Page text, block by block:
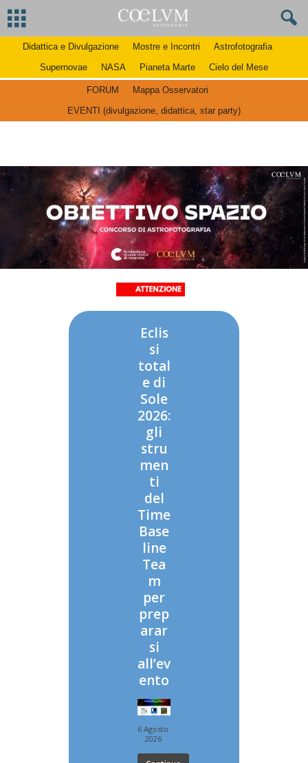
Didattica e Divulgazione Mostre e Incontri
Astrofotografia
Supernovae
NASA Pianeta Marte Cielo del Mese
FORUM
Mappa Osservatori
EVENTI (divulgazione, didattica, star party)
Eclis
si
total
e di
Sole
2026:
gli
stru
men
ti
del
Time
Base
line
Tea
m
per
prep
arar
si
all’ev
ento
6 Agosto
2026